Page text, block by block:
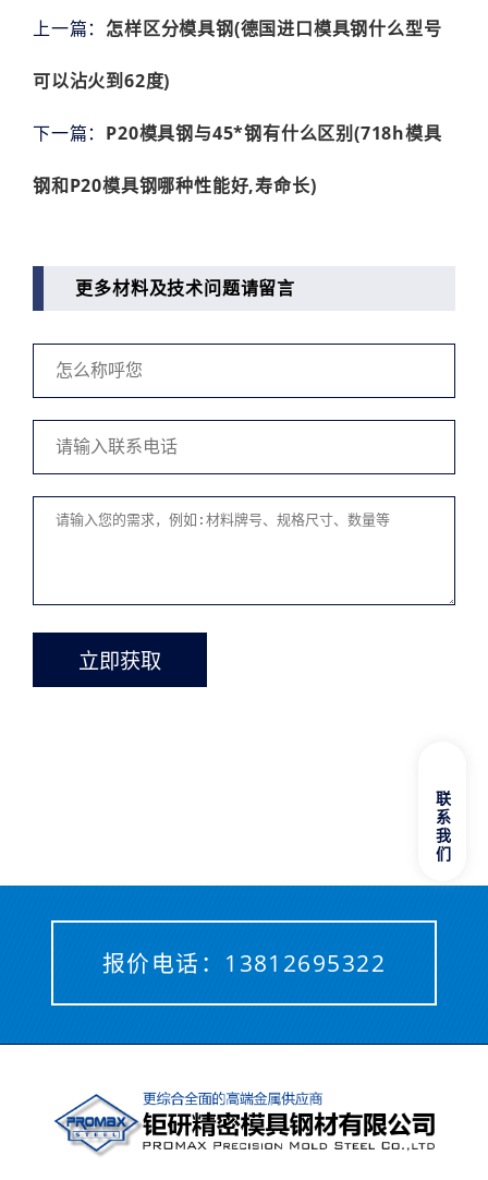
上一篇： 怎样区分模具钢(德国进口模具钢什么型号
可以沾火到62度)
下一篇： P20模具钢与45*钢有什么区别(718h模具
钢和P20模具钢哪种性能好,寿命长)
更多材料及技术问题请留言
立即获取
报价电话： 13812695322
联系我们